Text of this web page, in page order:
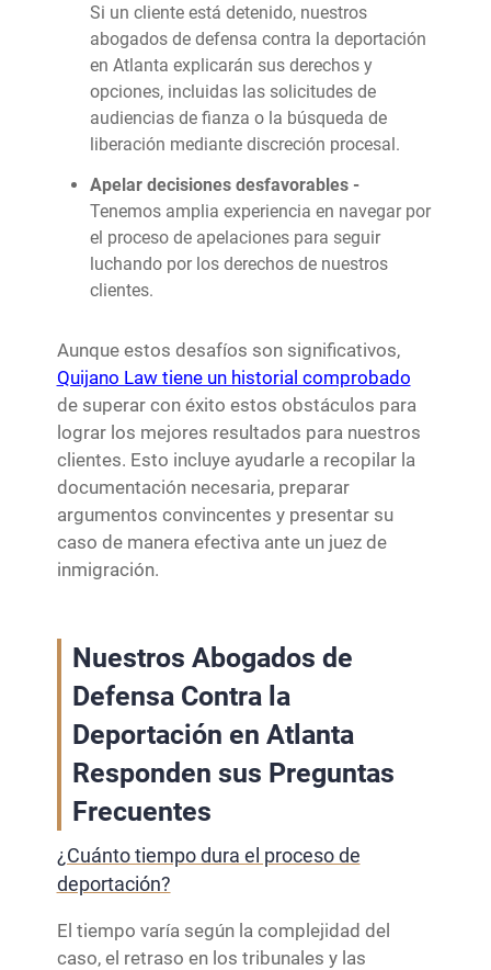
Si un cliente está detenido, nuestros
abogados de defensa contra la deportación
en Atlanta explicarán sus derechos y
opciones, incluidas las solicitudes de
audiencias de fianza o la búsqueda de
liberación mediante discreción procesal.
Apelar decisiones desfavorables -
Tenemos amplia experiencia en navegar por
el proceso de apelaciones para seguir
luchando por los derechos de nuestros
clientes.
Aunque estos desafíos son significativos,
Quijano Law tiene un historial comprobado
de superar con éxito estos obstáculos para
lograr los mejores resultados para nuestros
clientes. Esto incluye ayudarle a recopilar la
documentación necesaria, preparar
argumentos convincentes y presentar su
caso de manera efectiva ante un juez de
inmigración.
Nuestros Abogados de
Defensa Contra la
Deportación en Atlanta
Responden sus Preguntas
Frecuentes
¿Cuánto tiempo dura el proceso de
deportación?
El tiempo varía según la complejidad del
caso, el retraso en los tribunales y las